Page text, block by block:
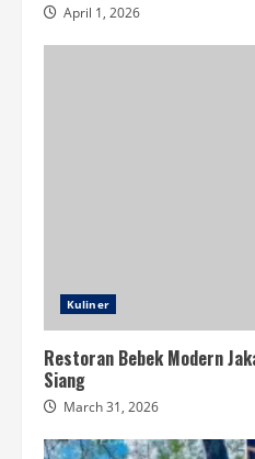
April 1, 2026
Kuliner
Restoran Bebek Modern
Siang
March 31, 2026